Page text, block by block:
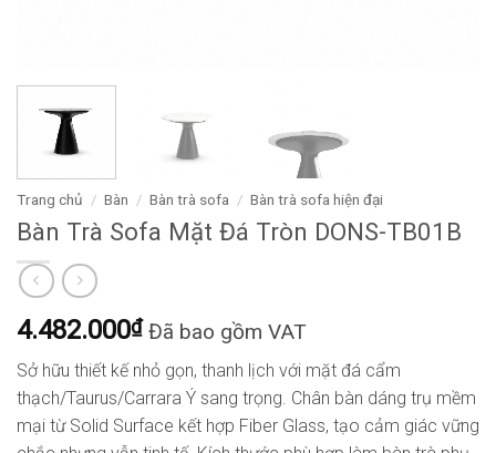
Trang chủ / Bàn / Bàn trà sofa / Bàn trà sofa hiện đại
Bàn Trà Sofa Mặt Đá Tròn DONS-TB01B
4.482.000₫ Đã bao gồm VAT
Sở hữu thiết kế nhỏ gọn, thanh lịch với mặt đá cẩm
thạch/Taurus/Carrara Ý sang trọng. Chân bàn dáng trụ mềm
mại từ Solid Surface kết hợp Fiber Glass, tạo cảm giác vững